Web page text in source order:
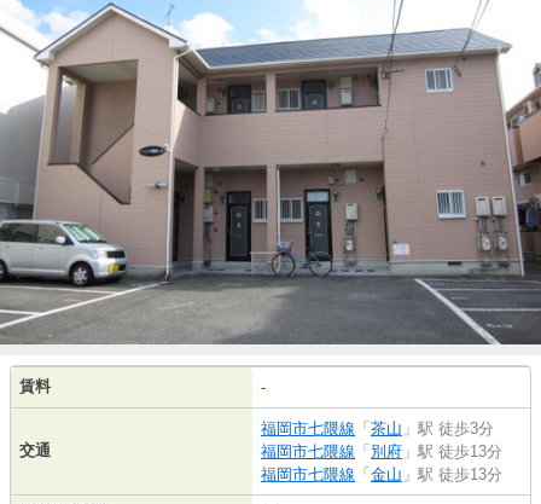
賃料 -
交通
福岡市七隈線 「 茶山 」駅 徒歩3分
福岡市七隈線 「 別府 」駅 徒歩13分
福岡市七隈線 「 金山 」駅 徒歩13分